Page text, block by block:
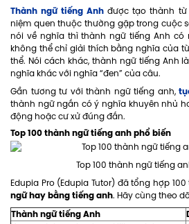
Thành ngữ tiếng Anh được tạo thành
niệm quen thuộc thường gặp trong cuộc
nói về nghĩa thì thành ngữ tiếng Anh có
không thể chỉ giải thích bằng nghĩa của
thể. Nói cách khác, thành ngữ tiếng Anh
nghĩa khác với nghĩa “đen” của câu.
Gần tương tư với thành ngữ tiếng anh,
thành ngữ ngắn có ý nghĩa khuyên nhủ
động hoặc cư xử đúng đắn.
Top 100 thành ngữ tiếng anh phổ biến
Top 100 thành ngữ tiếng
Edupia Pro (Edupia Tutor) đã tổng hợp
ngữ hay bằng tiếng anh. Hãy cùng theo
Thành ngữ tiếng Anh